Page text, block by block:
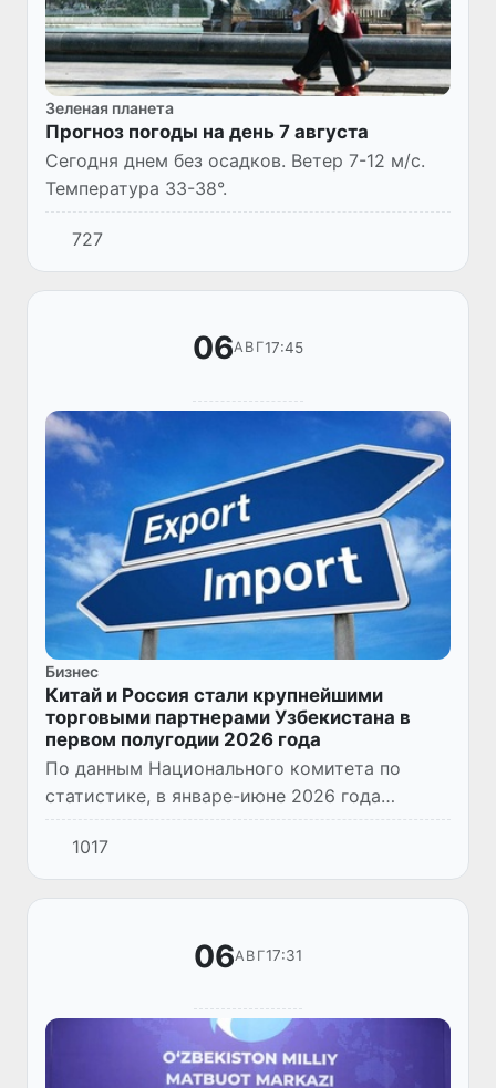
Зеленая планета
Прогноз погоды на день 7 августа
Сегодня днем без осадков. Ветер 7-12 м/с.
Температура 33-38°.
727
06АВГ17:45
Бизнес
Китай и Россия стали крупнейшими
торговыми партнерами Узбекистана в
первом полугодии 2026 года
По данным Национального комитета по
статистике, в январе-июне 2026 года
Узбекистан осуществлял внешнеторговые
отношения со 195 странами мира.
1017
06АВГ17:31